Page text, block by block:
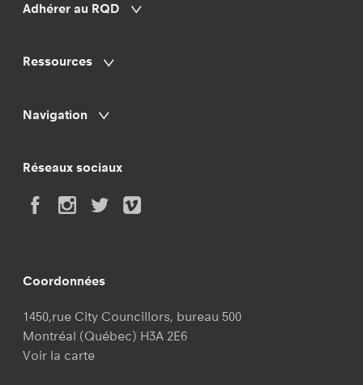
Montréal
Ressources humaines
Congé parental et travail autonome
Déclarer ses travailleurs autonomes au
Financement et gestion
La mutualisation: démêler le pourquoi du
comment
Adhérer au RQD
Ressources
Navigation
Réseaux sociaux
Coordonnées
1450,rue City Councillors, bureau 500
Montréal (Québec) H3A 2E6
Voir la carte